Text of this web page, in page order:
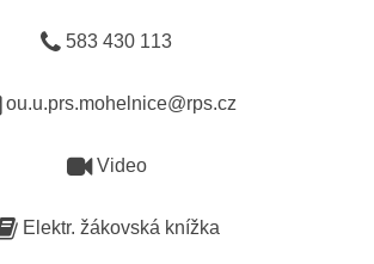
583 430 113
ou.u.prs.mohelnice@rps.cz
Video
Elektr. žákovská knížka